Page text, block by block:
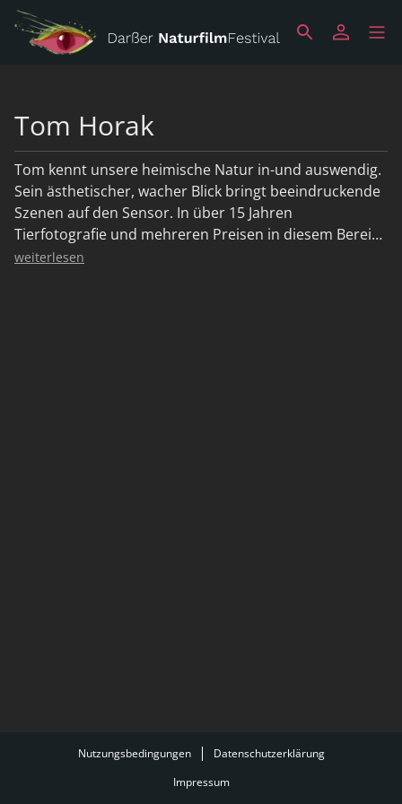
Tom Horak
Tom kennt unsere heimische Natur in-und auswendig.
Sein ästhetischer, wacher Blick bringt beeindruckende
Szenen auf den Sensor. In über 15 Jahren
Tierfotografie und mehreren Preisen in diesem Bereich
hat er einen reichen Erfahrungsschatz, aus welchem er
weiterlesen
Nutzungsbedingungen
Datenschutzerklärung
Impressum